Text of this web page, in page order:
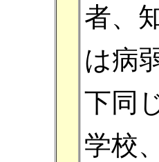
者、
は病
下同
学校